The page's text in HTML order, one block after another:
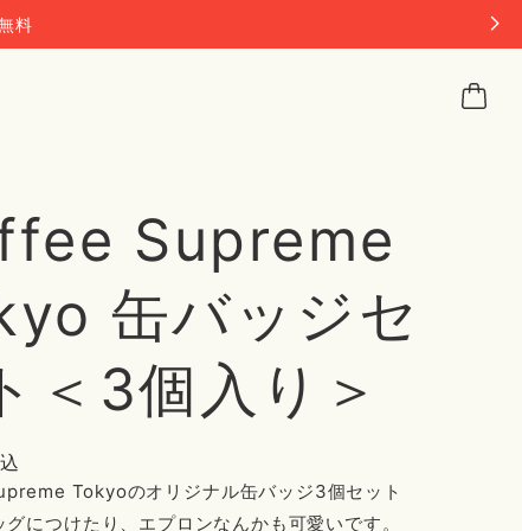
料
Supreme
缶バッジセ
＜3個入り＞
Tokyoのオリジナル缶バッジ3個セット
グにつけたり、エプロンなんかも可愛いです。